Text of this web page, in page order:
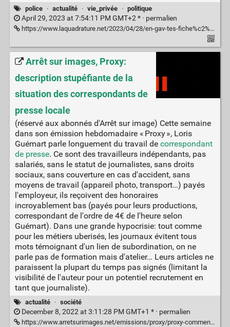
police · actualité · vie_privée · politique
April 29, 2023 at 7:54:11 PM GMT+2 * · permalien
https://www.laquadrature.net/2023/04/28/en-gav-tes-fiche%c2%b7e/
Arrêt sur images, Proxy:
description stupéfiante de la
situation des correspondants de
presse locale
(réservé aux abonnés d'Arrêt sur image) Cette semaine
dans son émission hebdomadaire « Proxy », Loris
Guémart parle longuement du travail de correspondant
de presse. Ce sont des travailleurs indépendants, pas
salariés, sans le statut de journalistes, sans droits
sociaux, sans couverture en cas d'accident, sans
moyens de travail (appareil photo, transport…) payés
l'employeur, ils reçoivent des honoraires
incroyablement bas (payés pour leurs productions,
correspondant de l'ordre de 4€ de l'heure selon
Guémart). Dans une grande hypocrisie: tout comme
pour les métiers uberisés, les journaux évitent tous
mots témoignant d'un lien de subordination, on ne
parle pas de formation mais d'atelier… Leurs articles ne
paraissent la plupart du temps pas signés (limitant la
visibilité de l'auteur pour un potentiel recrutement en
tant que journaliste).
actualité · société
December 8, 2022 at 3:11:28 PM GMT+1 * · permalien
https://www.arretsurimages.net/emissions/proxy/proxy-comment-la-presse-locale-uberise-toujours-le-journalisme-de-terrain